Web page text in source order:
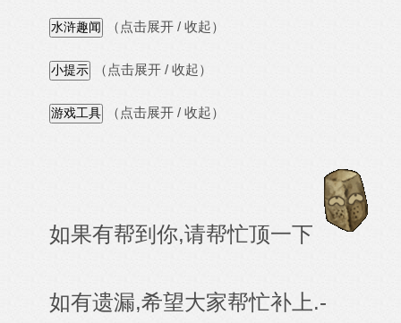
（点击展开 / 收起）
（点击展开 / 收起）
（点击展开 / 收起）
如果有帮到你,请帮忙顶一下
如有遗漏,希望大家帮忙补上.-